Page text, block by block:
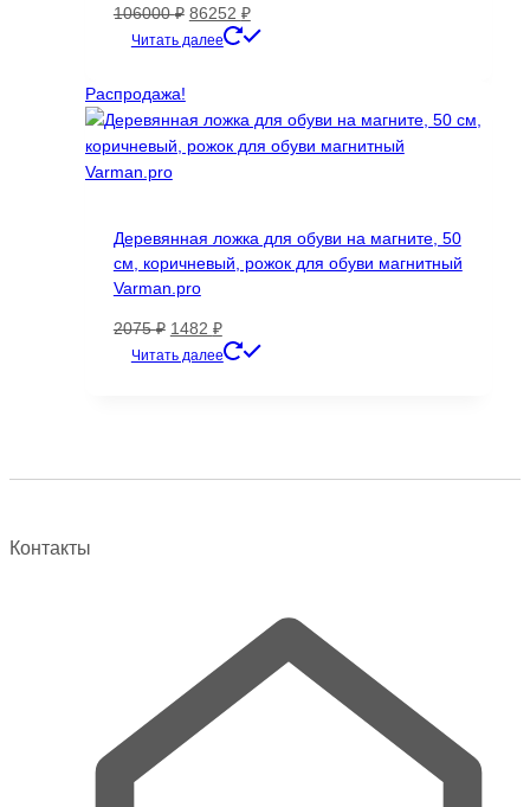
106000₽ Первоначальная
цена
86252 ₽Текущая
цена:
Читать далее
Распродажа!
Деревянная ложка для обуви на магните, 50
см, коричневый, рожок для обуви магнитный
Varman.pro
2075₽ Первоначальная
цена
1482 ₽Текущая
цена:
Читать далее
Контакты